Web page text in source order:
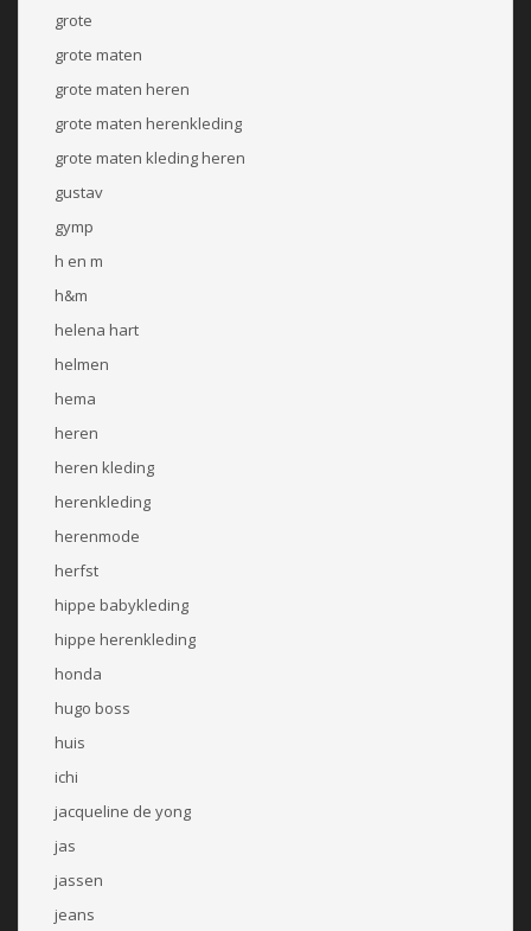
grote
grote maten
grote maten heren
grote maten herenkleding
grote maten kleding heren
gustav
gymp
h en m
h&m
helena hart
helmen
hema
heren
heren kleding
herenkleding
herenmode
herfst
hippe babykleding
hippe herenkleding
honda
hugo boss
huis
ichi
jacqueline de yong
jas
jassen
jeans